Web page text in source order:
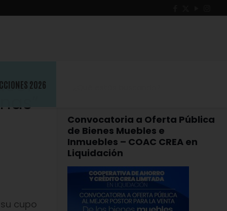
2026
cupo
Convocatoria a Oferta Pública
de Bienes Muebles e
Inmuebles – COAC CREA en
Liquidación